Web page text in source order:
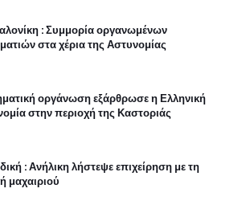
: Συμμορία οργανωμένων
στα χέρια της Αστυνομίας
οργάνωση εξάρθρωσε η Ελληνική
στην περιοχή της Καστοριάς
: Ανήλικη λήστεψε επιχείρηση με τη
μαχαιριού